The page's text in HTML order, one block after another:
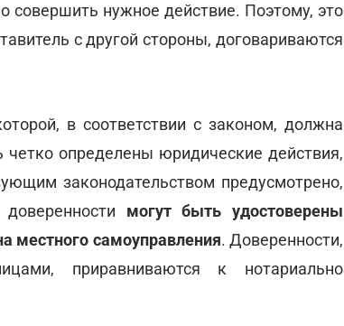
совершить нужное действие. Поэтому, это
с другой стороны, договариваются
в соответствии с законом, должна
определены юридические действия,
законодательством предусмотрено,
могут быть удостоверены
местного самоуправления. Доверенности,
приравниваются к нотариально